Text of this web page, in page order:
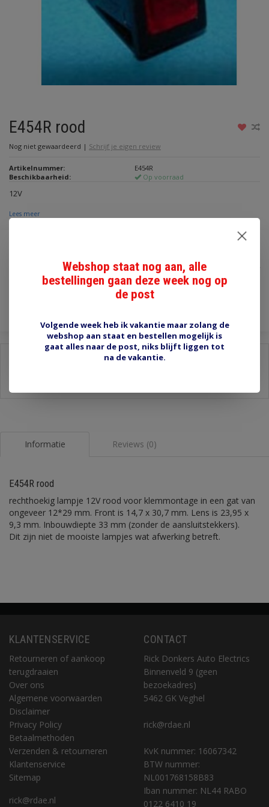
E454R rood
Nog niet gewaardeerd | Schrijf je eigen review
Artikelnummer:
E454R
Beschikbaarheid:
Op voorraad
12V
Lees meer
Toevoegen aan winkelwagen
Informatie Reviews (0)
E454R rood
rechthoekig lampje 12V rood voor klemmontage in een gat van
ongeveer 12*29 mm. Front is 14,7 x 30,7 mm. Lens is 23,95 x
9,3 mm. Inbouwdiepte 33 mm (zonder de aansluitstekkers).
Dit zijn niet de mooiste lampjes wat afwerking betreft.
KLANTENSERVICE
Retourneren of aankoop
terugdraaien
Over ons
Algemene voorwaarden
Disclaimer
Privacy Policy
Betaalmethoden
Verzenden & retourneren
Klantenservice
Sitemap
rick@rdae.nl
CONTACT
Rick Donkers Auto Electrics
Binnenveld 9 (geen
bezoekadres)
5462 GK Veghel
rick@rdae.nl
KvK nummer: 16067342
BTW nummer:
NL001768158B83
Iban nummer: NL44 RABO
0122 6410 19
Webshop staat nog aan, alle
bestellingen gaan deze week nog op
de post
Volgende week heb ik vakantie maar zolang de
webshop aan staat en bestellen mogelijk is
gaat alles naar de post, niks blijft liggen tot
na de vakantie.